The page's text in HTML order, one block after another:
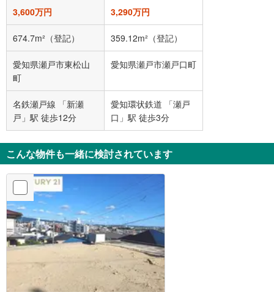
3,600万円 3,290万円
674.7m²（登記） 359.12m²（登記）
愛知県瀬戸市東松山
町
愛知県瀬戸市瀬戸口町
名鉄瀬戸線 「新瀬
戸」駅 徒歩12分
愛知環状鉄道 「瀬戸
口」駅 徒歩3分
こんな物件も一緒に検討されています